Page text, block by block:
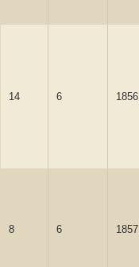
14 6 1856
8 6 1857